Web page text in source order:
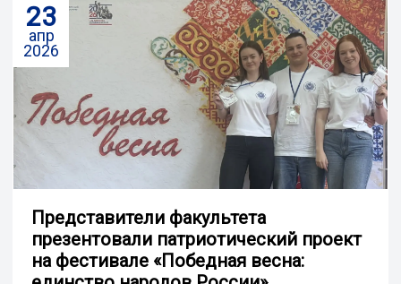
23
апр
2026
Представители факультета
презентовали патриотический проект
на фестивале «Победная весна: